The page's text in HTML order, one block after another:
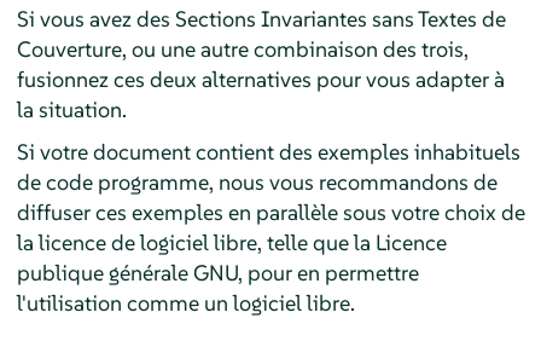
Si vous avez des Sections Invariantes sans Textes de
Couverture, ou une autre combinaison des trois,
fusionnez ces deux alternatives pour vous adapter à
la situation.
Si votre document contient des exemples inhabituels
de code programme, nous vous recommandons de
diffuser ces exemples en parallèle sous votre choix de
la licence de logiciel libre, telle que la Licence
publique générale GNU, pour en permettre
l'utilisation comme un logiciel libre.